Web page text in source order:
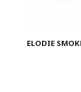
ELODIE